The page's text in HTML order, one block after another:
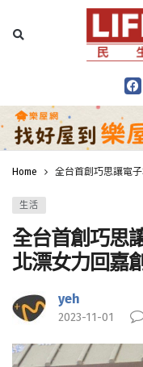
Home 全台首創巧思讓電
生活
全台首創巧思
北漂女力回嘉
yeh
2023-11-01